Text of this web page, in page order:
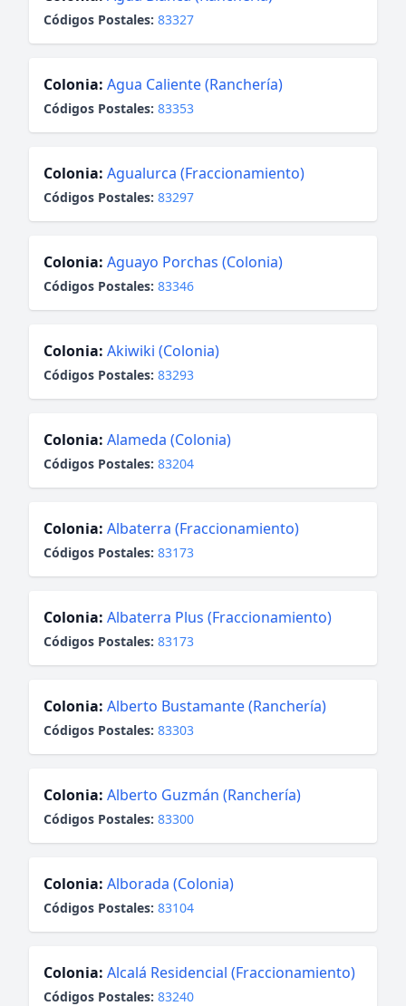
Códigos Postales: 83327
Colonia: Agua Caliente (Ranchería)
Códigos Postales: 83353
Colonia: Agualurca (Fraccionamiento)
Códigos Postales: 83297
Colonia: Aguayo Porchas (Colonia)
Códigos Postales: 83346
Colonia: Akiwiki (Colonia)
Códigos Postales: 83293
Colonia: Alameda (Colonia)
Códigos Postales: 83204
Colonia: Albaterra (Fraccionamiento)
Códigos Postales: 83173
Colonia: Albaterra Plus (Fraccionamiento)
Códigos Postales: 83173
Colonia: Alberto Bustamante (Ranchería)
Códigos Postales: 83303
Colonia: Alberto Guzmán (Ranchería)
Códigos Postales: 83300
Colonia: Alborada (Colonia)
Códigos Postales: 83104
Colonia: Alcalá Residencial (Fraccionamiento)
Códigos Postales: 83240